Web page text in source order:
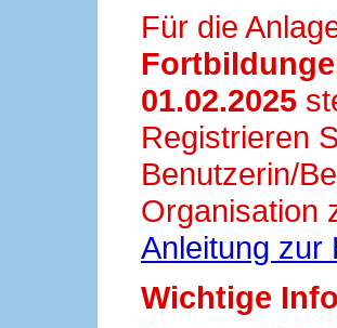
Für die
01.02.2025
Registrieren
Benutzerin/
Organisation
Anleitung zur
Wichtige